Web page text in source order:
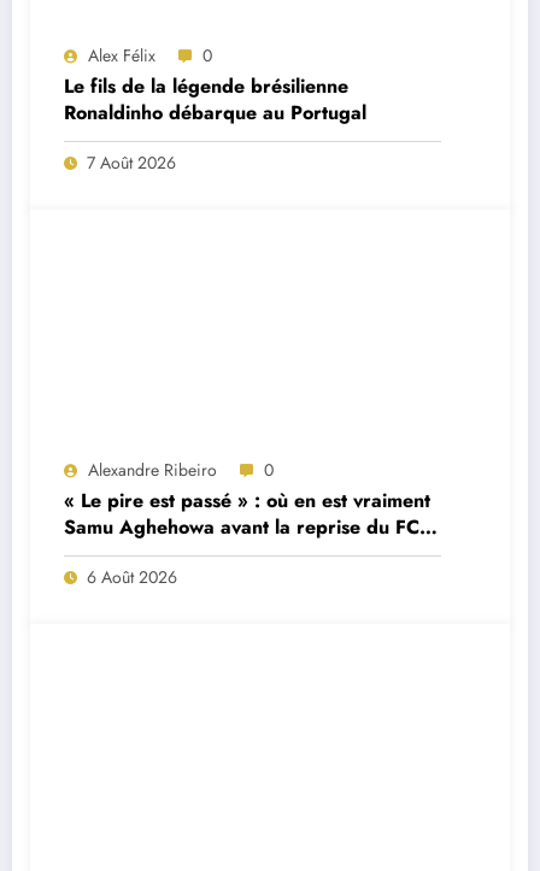
Alex Félix 0
Le fils de la légende brésilienne
Ronaldinho débarque au Portugal
7 Août 2026
Alexandre Ribeiro 0
« Le pire est passé » : où en est vraiment
Samu Aghehowa avant la reprise du FC
Porto ?
6 Août 2026